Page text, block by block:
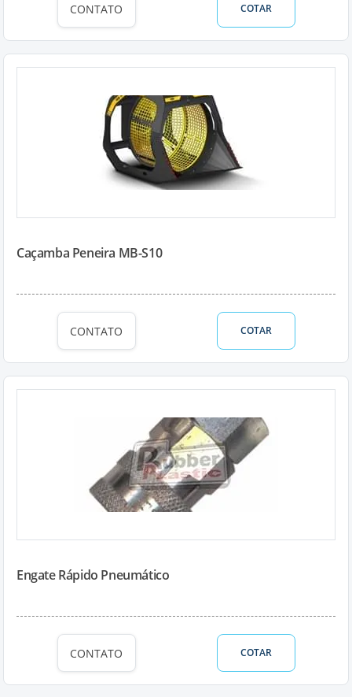
CONTATO COTAR
Caçamba Peneira MB-S10
CONTATO COTAR
Engate Rápido Pneumático
CONTATO COTAR